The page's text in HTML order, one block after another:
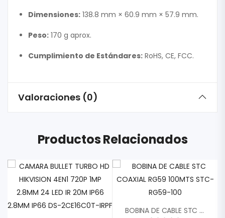
Dimensiones: 138.8 mm × 60.9 mm × 57.9 mm.
Peso: 170 g aprox.
Cumplimiento de Estándares: RoHS, CE, FCC.
Valoraciones (0)
Productos Relacionados
BOBINA DE CABLE STC COAXIAL RG59 100MTS STC-RG59-100